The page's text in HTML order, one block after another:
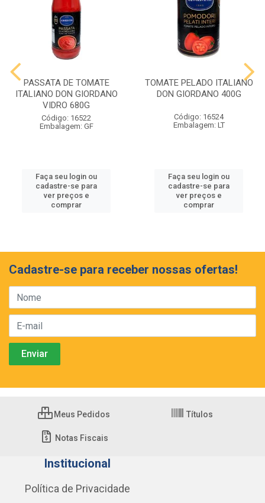
PASSATA DE TOMATE
ITALIANO DON GIORDANO
VIDRO 680G
Código: 16522
Embalagem: GF
Faça seu login ou
cadastre-se para
ver preços e
comprar
TOMATE PELADO ITALIANO
DON GIORDANO 400G
Código: 16524
Embalagem: LT
Faça seu login ou
cadastre-se para
ver preços e
comprar
Cadastre-se para receber nossas ofertas!
Meus Pedidos Títulos
Notas Fiscais
Institucional
Política de Privacidade